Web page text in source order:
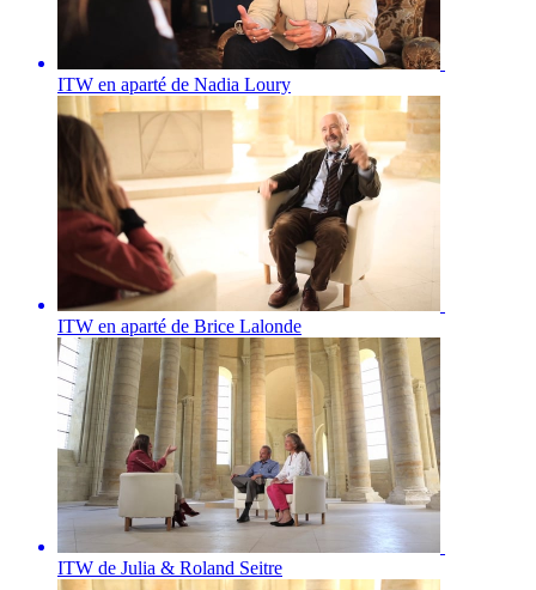
ITW en aparté de Nadia Loury
ITW en aparté de Brice Lalonde
ITW de Julia & Roland Seitre